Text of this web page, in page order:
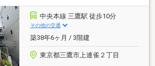
中央本線 三鷹駅 徒歩10分
その他の交通
築38年6ヶ月 / 3階建
東京都三鷹市上連雀２丁目